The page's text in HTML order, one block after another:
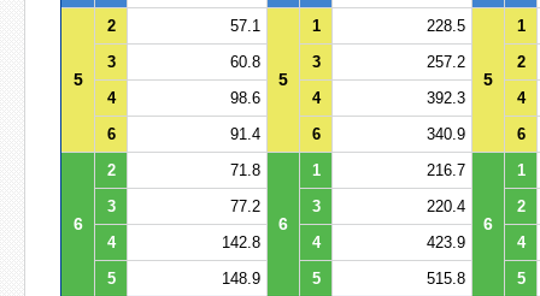
5
2 57.1
5
1 228.5
5
1
3
60.8 3 257.2
2
4
98.6 4 392.3
4
6
91.4 6 340.9 6
6
2 71.8
6
1 216.7
6
1
3
77.2 3 220.4
2
4
142.8 4 423.9
4
5
148.9 5 515.8 5